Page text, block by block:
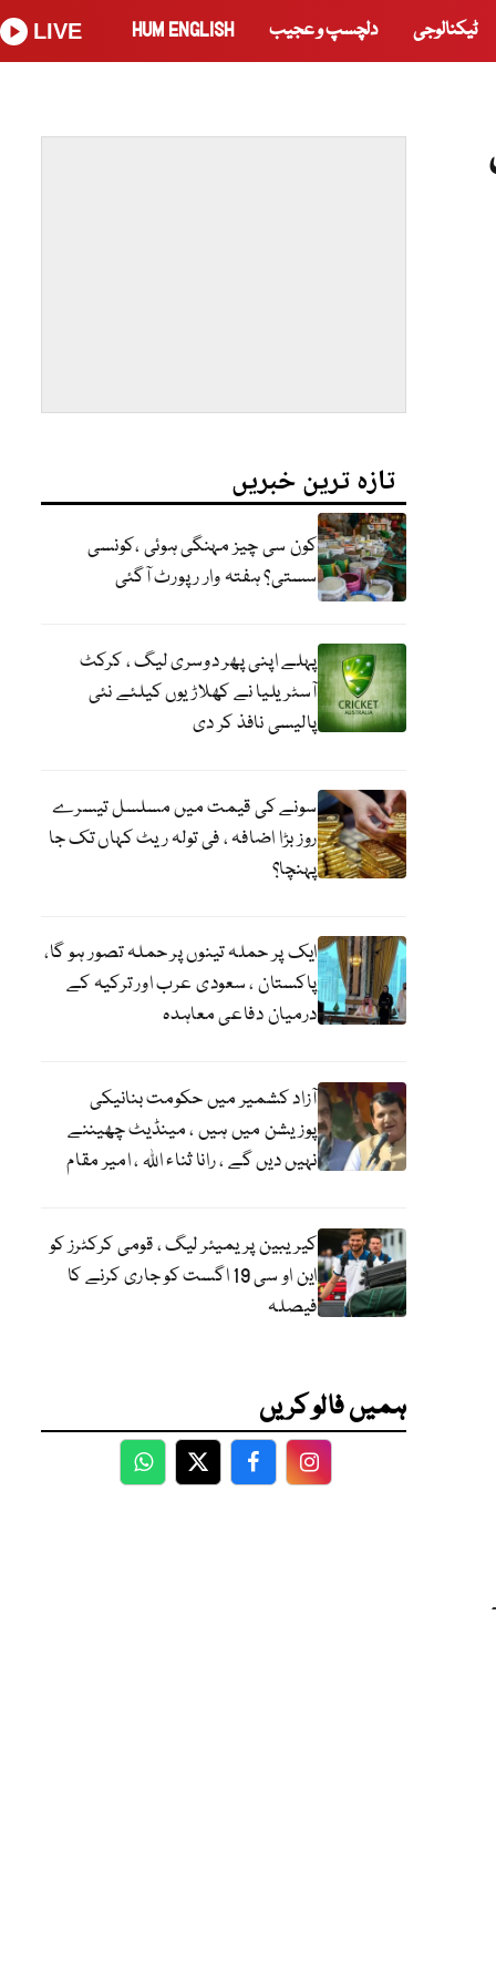
ٹیکنالوجی دلچسپ و عجیب HUM ENGLISH
LIVE
تازہ ترین خبریں
کون سی چیز مہنگی ہوئی ،کونسی
سستی؟ ہفتہ وار رپورٹ آگئی
پہلے اپنی پھر دوسری لیگ ، کرکٹ
آسٹریلیا نے کھلاڑیوں کیلئے نئی
پالیسی نافذ کر دی
سونے کی قیمت میں مسلسل تیسرے
روز بڑا اضافہ ، فی تولہ ریٹ کہاں تک جا
پہنچا؟
ایک پر حملہ تینوں پر حملہ تصور ہو گا،
پاکستان ، سعودی عرب اور ترکیہ کے
درمیان دفاعی معاہدہ
آزاد کشمیر میں حکومت بنانیکی
پوزیشن میں ہیں ، مینڈیٹ چھیننے
نہیں دیں گے ، رانا ثناء اللہ ، امیر مقام
کیریبین پریمیئر لیگ ، قومی کرکٹرز کو
این او سی 19 اگست کو جاری کرنے کا
فیصلہ
ہمیں فالو کریں
WhatsApp
TwitterFacebookFacebook